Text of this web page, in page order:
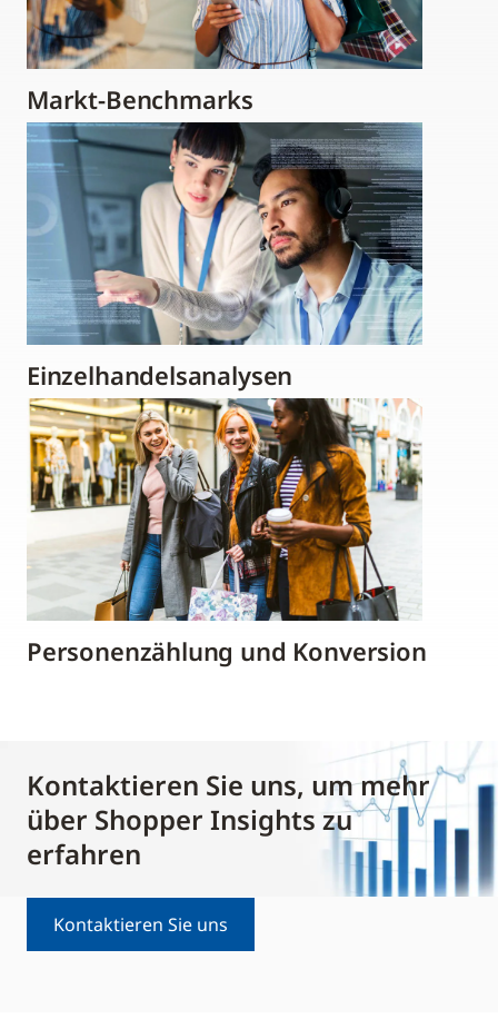
Markt-Benchmarks
Einzelhandelsanalysen
Personenzählung und Konversion
Kontaktieren Sie uns, um mehr
über Shopper Insights zu
erfahren
Kontaktieren Sie uns